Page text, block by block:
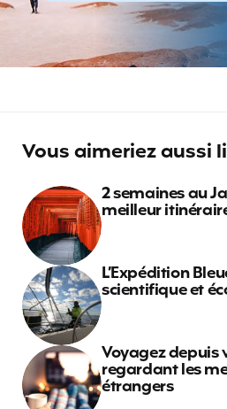
Vous aimeriez aussi
2 semaines au
meilleur
L’Expédition
scientifique et
Voyagez depuis
regardant les
étrangers